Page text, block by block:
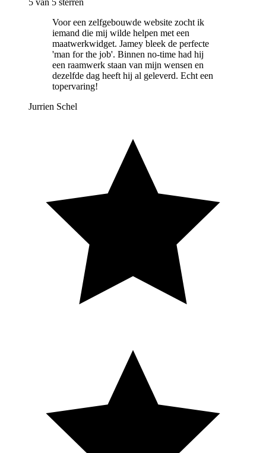
5 van 5 sterren
Voor een zelfgebouwde website zocht ik
iemand die mij wilde helpen met een
maatwerkwidget. Jamey bleek de perfecte
'man for the job'. Binnen no-time had hij
een raamwerk staan van mijn wensen en
dezelfde dag heeft hij al geleverd. Echt een
topervaring!
Jurrien Schel